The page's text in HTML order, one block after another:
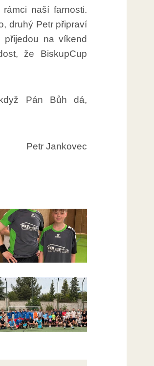
naší farnosti.
druhý Petr připraví
přijedou na víkend
že BiskupCup
Pán Bůh dá,
Petr Jankovec